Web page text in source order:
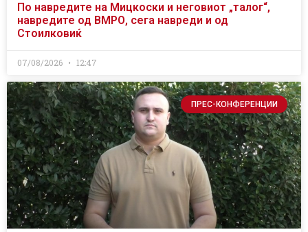
По навредите на Мицкоски и неговиот „талог“,
навредите од ВМРО, сега навреди и од
Стоилковиќ
07/08/2026 12:47
ПРЕС-КОНФЕРЕНЦИИ